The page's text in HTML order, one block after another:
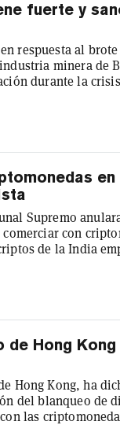
fuerte y
respuesta al
minera de
durante la
durante los últimos
durante
en
Supremo
con
de la India
han comenzado a
primera vez en 19
Hong
Hong Kong, ha
del blanqueo de
las